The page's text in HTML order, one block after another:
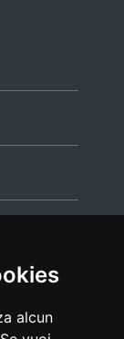
alcun